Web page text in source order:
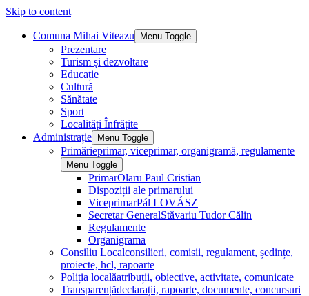
Skip to content
Comuna Mihai Viteazu Menu Toggle
Prezentare
Turism și dezvoltare
Educație
Cultură
Sănătate
Sport
Localități Înfrățite
Administrație
Menu Toggle
Primărieprimar, viceprimar, organigramă, regulamente
Menu Toggle
PrimarOlaru Paul Cristian
Dispoziții ale primarului
ViceprimarPál LOVÁSZ
Secretar GeneralStăvariu Tudor Călin
Regulamente
Organigrama
Consiliu Localconsilieri, comisii, regulament, ședințe,
proiecte, hcl, rapoarte
Poliția localăatribuții, obiective, activitate, comunicate
Transparențădeclarații, rapoarte, documente, concursuri